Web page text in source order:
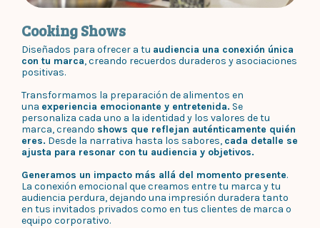
Cooking Shows
Diseñados para ofrecer a tu audiencia una conexión única
con tu marca, creando recuerdos duraderos y asociaciones
positivas.
Transformamos la preparación de alimentos en
una experiencia emocionante y entretenida. Se
personaliza cada uno a la identidad y los valores de tu
marca, creando shows que reflejan auténticamente quién
eres. Desde la narrativa hasta los sabores, cada detalle se
ajusta para resonar con tu audiencia y objetivos.
Generamos un impacto más allá del momento presente.
La conexión emocional que creamos entre tu marca y tu
audiencia perdura, dejando una impresión duradera tanto
en tus invitados privados como en tus clientes de marca o
equipo corporativo.